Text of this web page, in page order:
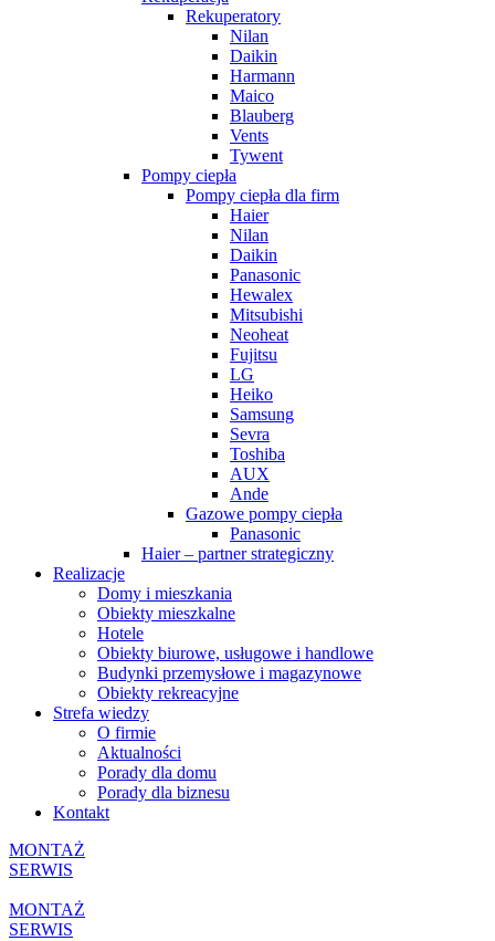
Rekuperatory
Nilan
Daikin
Harmann
Maico
Blauberg
Vents
Tywent
Pompy ciepła
Pompy ciepła dla firm
Haier
Nilan
Daikin
Panasonic
Hewalex
Mitsubishi
Neoheat
Fujitsu
LG
Heiko
Samsung
Sevra
Toshiba
AUX
Ande
Gazowe pompy ciepła
Panasonic
Haier – partner strategiczny
Realizacje
Domy i mieszkania
Obiekty mieszkalne
Hotele
Obiekty biurowe, usługowe i handlowe
Budynki przemysłowe i magazynowe
Obiekty rekreacyjne
Strefa wiedzy
O firmie
Aktualności
Porady dla domu
Porady dla biznesu
Kontakt
MONTAŻ
SERWIS
MONTAŻ
SERWIS